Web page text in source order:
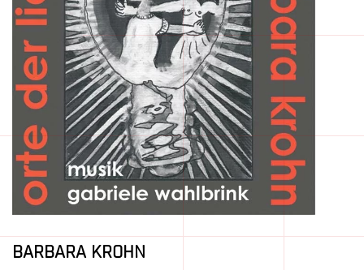
BARBARA KROHN